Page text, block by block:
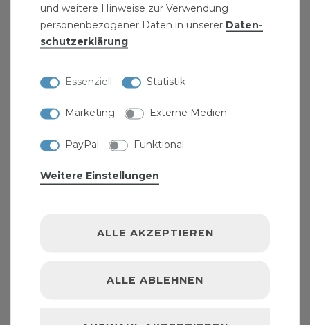
INFORMATIONEN
KONTAKT
HINWEISE ZUR BATTERIEENTSORGUNG
VERPACKUNGSHINWEISE
JOBS
und weitere Hinweise zur Verwendung
personenbezogener Daten in unserer Daten­
schutz­erklärung.
Essenziell Statistik
Marketing Externe Medien
PayPal Funktional
Weitere Einstellungen
ALLE AKZEPTIEREN
ALLE ABLEHNEN